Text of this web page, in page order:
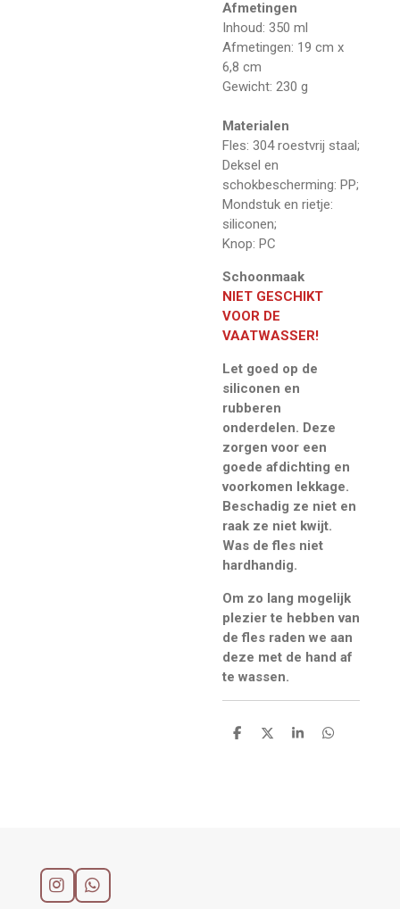
Afmetingen
Inhoud: 350 ml
Afmetingen: 19 cm x
6,8 cm
Gewicht: 230 g
Materialen
Fles: 304 roestvrij staal;
Deksel en
schokbescherming: PP;
Mondstuk en rietje:
siliconen;
Knop: PC
Schoonmaak
NIET GESCHIKT
VOOR DE
VAATWASSER!
Let goed op de
siliconen en
rubberen
onderdelen. Deze
zorgen voor een
goede afdichting en
voorkomen lekkage.
Beschadig ze niet en
raak ze niet kwijt.
Was de fles niet
hardhandig.
Om zo lang mogelijk
plezier te hebben van
de fles raden we aan
deze met de hand af
te wassen.
D
D
S
D
I
W